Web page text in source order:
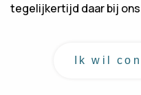
tegelijkertijd daar bij
Ik wil